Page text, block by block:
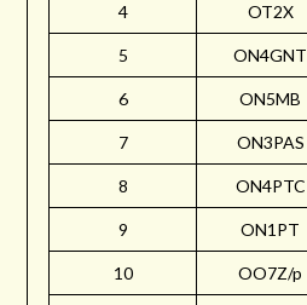
4 OT2X
5 ON4GNT
6 ON5MB
7 ON3PAS
8 ON4PTC
9 ON1PT
10 OO7Z/p